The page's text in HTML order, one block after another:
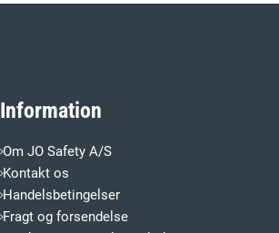
Information
Om JO Safety A/S
Kontakt os
Handelsbetingelser
Fragt og forsendelse